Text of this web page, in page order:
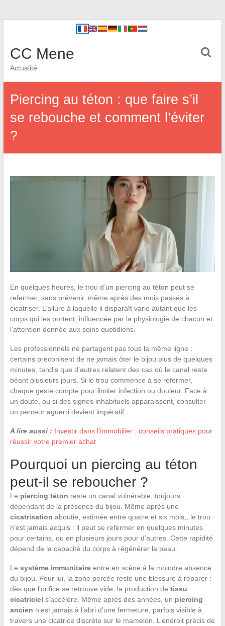
CC Mene
Actualité
Piercing au téton : que faire s’il
se rebouche et comment l’éviter
?
En quelques heures, le trou d’un piercing au téton peut se
refermer, sans prévenir, même après des mois passés à
cicatriser. L’allure à laquelle il disparaît varie autant que les
corps qui les portent, influencée par la physiologie de chacun et
l’attention donnée aux soins quotidiens.
Les professionnels ne partagent pas tous la même ligne :
certains préconisent de ne jamais ôter le bijou plus de quelques
minutes, tandis que d’autres relatent des cas où le canal reste
béant plusieurs jours. Si le trou commence à se refermer,
chaque geste compte pour limiter infection ou douleur. Face à
un doute, ou si des signes inhabituels apparaissent, consulter
un perceur aguerri devient impératif.
A lire aussi : Investir dans l'immobilier : conseils pratiques pour
réussir votre premier achat
Pourquoi un piercing au téton
peut-il se reboucher ?
Le piercing téton reste un canal vulnérable, toujours
dépendant de la présence du bijou. Même après une
cicatrisation aboutie, estimée entre quatre et six mois,, le trou
n’est jamais acquis : il peut se refermer en quelques minutes
pour certains, ou en plusieurs jours pour d’autres. Cette rapidité
dépend de la capacité du corps à régénérer la peau.
Le système immunitaireentre en scène à la moindre absence
du bijou. Pour lui, la zone percée reste une blessure à réparer :
dès que l’orifice se retrouve vide, la production de tissu
cicatriciel s’accélère. Même après des années, un piercing
ancien n’est jamais à l’abri d’une fermeture, parfois visible à
travers une cicatrice discrète sur le mamelon. L’endroit précis de